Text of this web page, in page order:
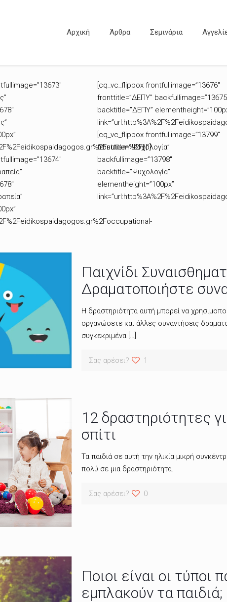
Αρχική Άρθρα Σεμινάρια
[cq_vc_flipbox frontfullimage=”13676″
fronttitle=”ΔΕΠΥ”
backtitle=”ΔΕΠΥ”
[cq_vc_flipbox frontfullimage=”13799″
fronttitle=”Ψυχολογία”
backfullimage=”13798″
backtitle=”Ψυχολογία”
elementheight=”100px”
Παιχνίδι
Δραματοποιήστε
H δραστηριότητα αυτή μπορεί να
οργανώσετε και άλλες συναντήσεις
συγκεκριμένα[…]
Σας αρέσει? 1
12 δραστηριότητες
σπίτι
Τα παιδιά σε αυτή την ηλικία μικρή
πολύ σε μια δραστηριότητα.
Σας αρέσει? 0
Ποιοι είναι οι τύποι
εμπλακούν τα παιδιά;